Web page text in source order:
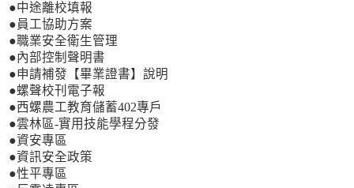
●中途離校填報
●員工協助方案
●職業安全衛生管理
●內部控制聲明書
●申請補發【畢業證書】說明
●螺聲校刊電子報
●西螺農工教育儲蓄402專戶
●雲林區-實用技能學程分發
●資安專區
●資訊安全政策
●性平專區